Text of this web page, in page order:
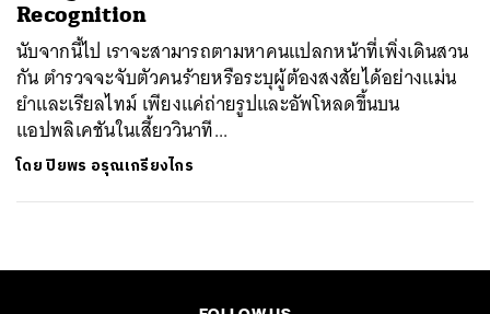
Recognition
นับจากนี้ไป เราจะสามารถตามหาคนแปลกหน้าที่เพิ่งเดินสวน
กัน ตำรวจจะจับตัวคนร้ายหรือระบุผู้ต้องสงสัยได้อย่างแม่น
ยำและเรียลไทม์ เพียงแค่ถ่ายรูปและอัพโหลดขึ้นบน
แอปพลิเคชันในเสี้ยววินาที...
โดยปิยพร อรุณเกรียงไกร